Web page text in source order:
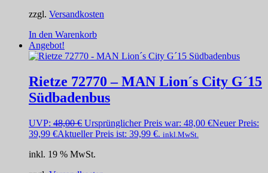
zzgl. Versandkosten
In den Warenkorb
Angebot!
Rietze 72770 – MAN Lion´s City G´15
Südbadenbus
UVP: 48,00€ Ursprünglicher Preis war: 48,00 €Neuer Preis:
39,99 €Aktueller Preis ist: 39,99 €. inkl.MwSt.
inkl. 19 % MwSt.